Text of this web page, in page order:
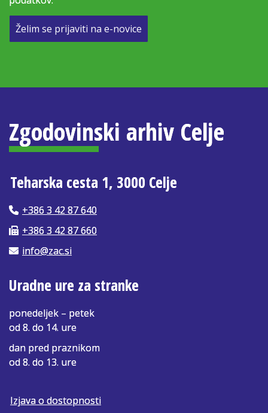
Želim se prijaviti na e-novice
Zgodovinski arhiv Celje
Teharska cesta 1, 3000 Celje
+386 3 42 87 640
+386 3 42 87 660
info@zac.si
Uradne ure za stranke
ponedeljek – petek
od 8. do 14. ure
dan pred praznikom
od 8. do 13. ure
Izjava o dostopnosti